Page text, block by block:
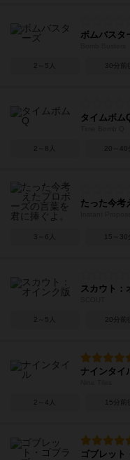
ボムバスタ
2～5人 30分前後
タイムボム
2～8人 20～40
たった今考
3～6人 15～30
スカウト：
2～5人 20分前後
ナインタイ
2～4人 15分前後
ゴブレット